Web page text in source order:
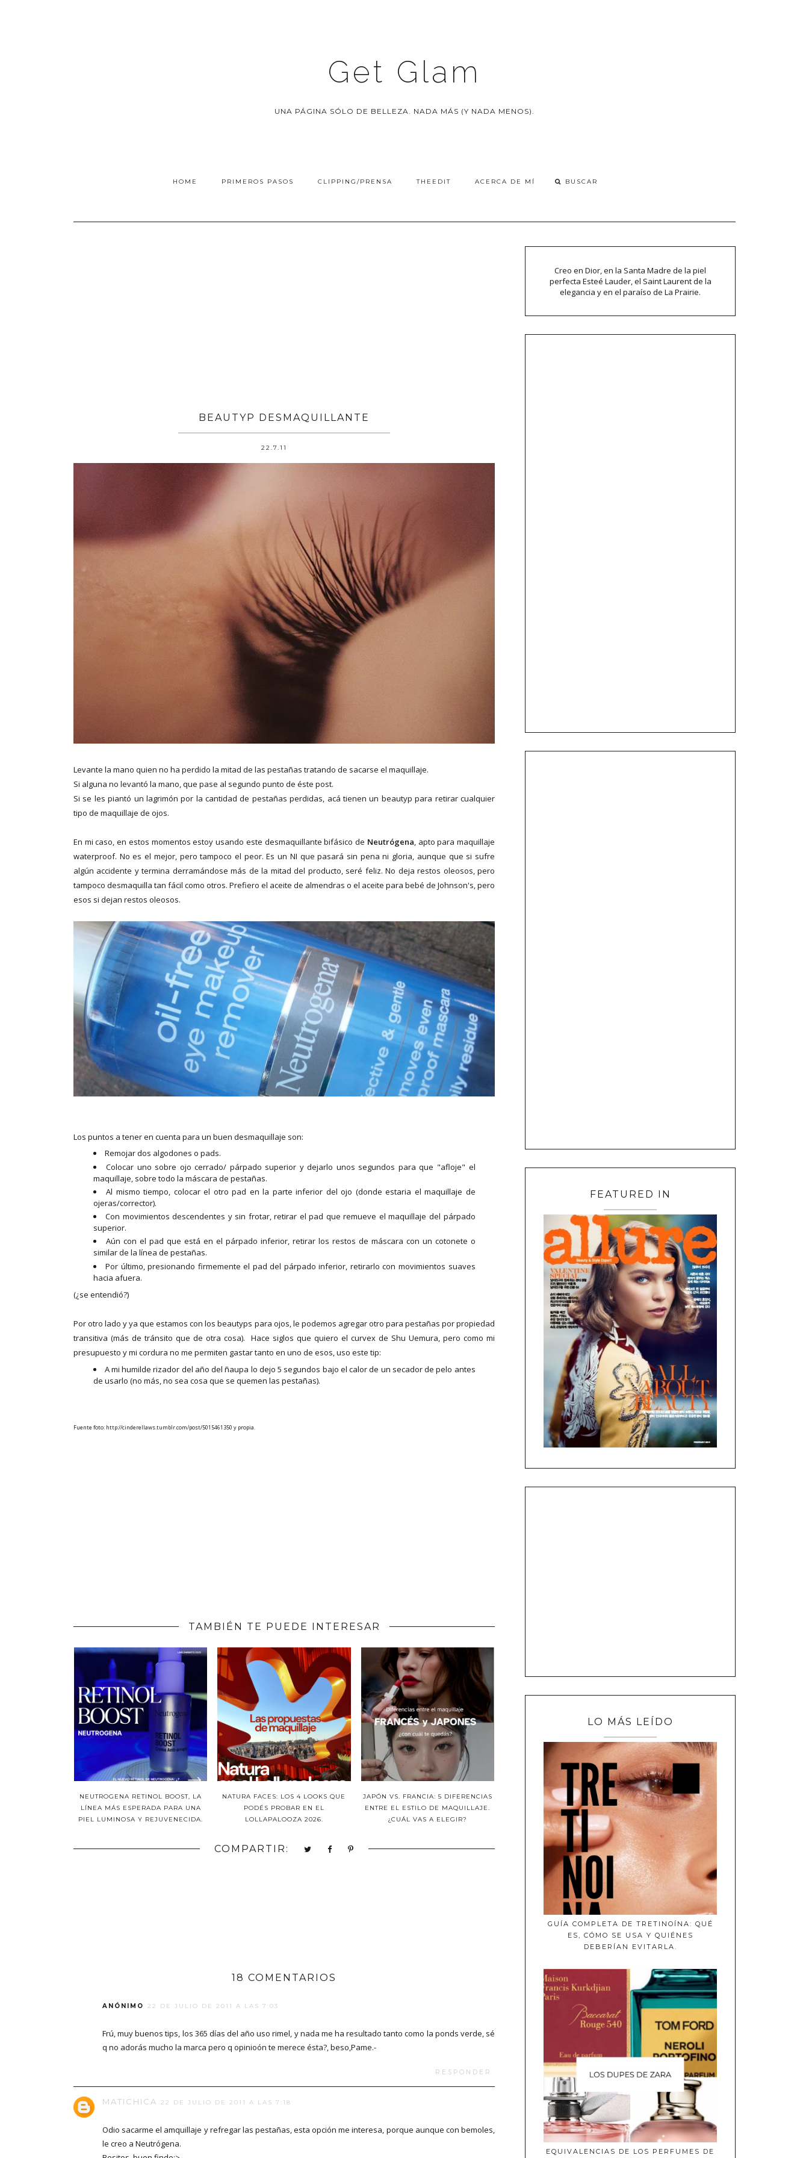
Get Glam
UNA PÁGINA SÓLO DE BELLEZA. NADA MÁS (Y NADA MENOS).
HOME PRIMEROS PASOS CLIPPING/PRENSA THEEDIT ACERCA DE MÍ
BEAUTYP DESMAQUILLANTE
22.7.11
Levante la mano quien no ha perdido la mitad de las pestañas tratando de sacarse el maquillaje.
Si alguna no levantó la mano, que pase al segundo punto de éste post.
Si se les piantó un lagrimón por la cantidad de pestañas perdidas, acá tienen un beautyp para retirar cualquier
tipo de maquillaje de ojos.
En mi caso, en estos momentos estoy usando este desmaquillante bifásico de Neutrógena, apto para maquillaje
waterproof. No es el mejor, pero tampoco el peor. Es un NI que pasará sin pena ni gloria, aunque que si sufre
algún accidente y termina derramándose más de la mitad del producto, seré feliz. No deja restos oleosos, pero
tampoco desmaquilla tan fácil como otros. Prefiero el aceite de almendras o el aceite para bebé de Johnson's, pero
esos si dejan restos oleosos.
Los puntos a tener en cuenta para un buen desmaquillaje son:
Remojar dos algodones o pads.
Colocar uno sobre ojo cerrado/ párpado superior y dejarlo unos segundos para que "afloje" el
maquillaje, sobre todo la máscara de pestañas.
Al mismo tiempo, colocar el otro pad en la parte inferior del ojo (donde estaria el maquillaje de
ojeras/corrector).
Con movimientos descendentes y sin frotar, retirar el pad que remueve el maquillaje del párpado
superior.
Aún con el pad que está en el párpado inferior, retirar los restos de máscara con un cotonete o
similar de la línea de pestañas.
Por último, presionando firmemente el pad del párpado inferior, retirarlo con movimientos suaves
hacia afuera.
(¿se entendió?)
Por otro lado y ya que estamos con los beautyps para ojos, le podemos agregar otro para pestañas por propiedad
transitiva (más de tránsito que de otra cosa). Hace siglos que quiero el curvex de Shu Uemura, pero como mi
presupuesto y mi cordura no me permiten gastar tanto en uno de esos, uso este tip:
A mi humilde rizador del año del ñaupa lo dejo 5 segundos bajo el calor de un secador de pelo antes
de usarlo (no más, no sea cosa que se quemen las pestañas).
Fuente foto: http://cinderellaws.tumblr.com/post/5015461350 y propia.
TAMBIÉN TE PUEDE INTERESAR
NEUTROGENA RETINOL BOOST, LA
LÍNEA MÁS ESPERADA PARA UNA
PIEL LUMINOSA Y REJUVENECIDA.
NATURA FACES: LOS 4 LOOKS QUE
PODÉS PROBAR EN EL
LOLLAPALOOZA 2026.
JAPÓN VS. FRANCIA: 5 DIFERENCIAS
ENTRE EL ESTILO DE MAQUILLAJE.
¿CUÁL VAS A ELEGIR?
COMPARTIR:
18 COMENTARIOS
ANÓNIMO 22 DE JULIO DE 2011 A LAS 7:03
Frú, muy buenos tips, los 365 días del año uso rimel, y nada me ha resultado tanto como la ponds verde, sé
q no adorás mucho la marca pero q opinioón te merece ésta?, beso,Pame.-
RESPONDER
MATICHICA 22 DE JULIO DE 2011 A LAS 7:18
Odio sacarme el amquillaje y refregar las pestañas, esta opción me interesa, porque aunque con bemoles,
le creo a Neutrógena.
Creo en Dior, en la Santa Madre de la piel
perfecta Esteé Lauder, el Saint Laurent de la
elegancia y en el paraíso de La Prairie.
FEATURED IN
LO MÁS LEÍDO
GUÍA COMPLETA DE TRETINOÍNA: QUÉ
ES, CÓMO SE USA Y QUIÉNES
DEBERÍAN EVITARLA.
EQUIVALENCIAS DE LOS PERFUMES DE